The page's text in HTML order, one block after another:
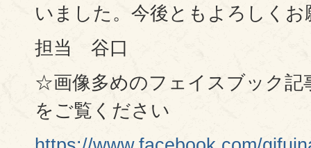
いました。今後ともよろしく
担当 谷口
☆画像多めのフェイスブック記
をご覧ください